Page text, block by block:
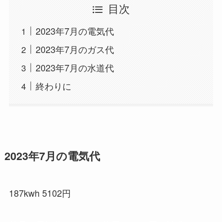
目次
2023年7月の電気代
2023年7月のガス代
2023年7月の水道代
終わりに
2023年7月の電気代
187kwh 5102円